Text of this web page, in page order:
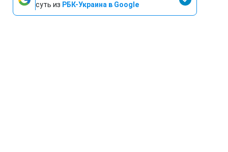
суть из РБК-Украина в Google